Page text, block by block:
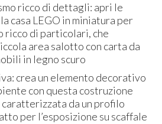
ricco di dettagli: apri le
casa LEGO in miniatura per
di particolari, che
area salotto con carta da
in legno scuro
crea un elemento decorativo
con questa costruzione
da un profilo
per l’esposizione su scaffale